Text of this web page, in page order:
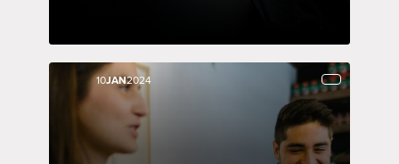
10JAN2024
10JAN2024